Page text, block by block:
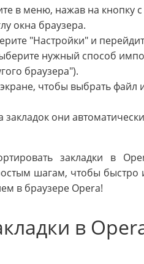
в меню, нажав на кнопку
окна браузера.
"Настройки" и
нужный способ
браузера").
чтобы выбрать файл
они
закладки в
шагам, чтобы быстро
в браузере Opera!
в